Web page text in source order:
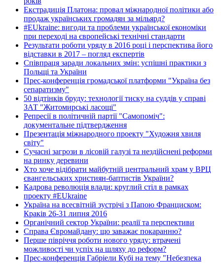
Екстрадиція Платона: провал міжнародної політики або
продаж українських громадян за мільярд?
#EUkraine: вигоди та проблеми української економіки
при переході на європейські технічні стандарти
Результати роботи уряду в 2016 році і перспектива його
відставки в 2017 – погляд експертів
Співпраця заради локальних змін: успішні практики з
Польщі та України
Прес-конференція громадської платформи "Україна без
сепаратизму"
50 відтінків бруду: технології тиску на суддів у справі
ЗАТ "Житомирські ласощі"
Репресії в політичній партії "Самопоміч":
документальне підтвердження
Презентація міжнародного проекту "Художня хвиля
світу"
Сучасні загрози в лісовій галузі та нездійснені реформи
на ринку деревини
Хто хоче відібрати майбутній центральний храм у ВРЦ
євангельських християн-баптистів України?
Кадрова революція влади: круглий стіл в рамках
проекту #EUkraine
Україна на всесвітній зустрічі з Папою Франциском:
Краків 26-31 липня 2016
Органічний сектор України: реалії та перспективи
Справа Євромайдану: що заважає покаранню?
Перше півріччя роботи нового уряду: втрачені
можливості чи успіх на шляху до реформ?
Прес-конференція Габріели Кубі на тему "Небезпека